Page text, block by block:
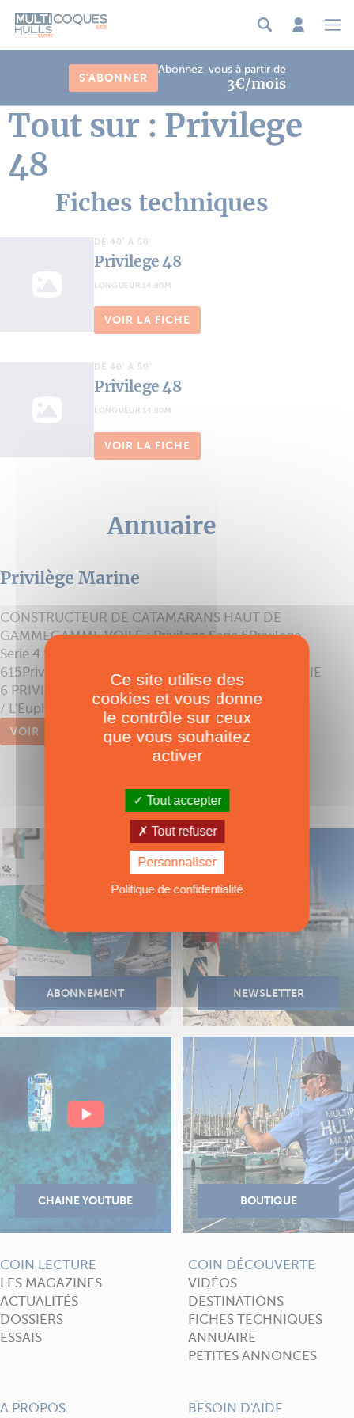
S'ABONNER
Abonnez-vous à partir de
3€/mois
Tout sur : Privilege
48
Fiches techniques
DE 40' À 50'
Privilege 48
LONGUEUR 14.80M
VOIR LA FICHE
DE 40' À 50'
Privilege 48
LONGUEUR 14.80M
VOIR LA FICHE
Annuaire
Privilège Marine
CONSTRUCTEUR DE CATAMARANS HAUT DE
GAMMEGAMME VOILE : Privilege Serie 5Privilege
Serie 4.5Privilege Serie 4.9Privilege 515Privilege
615Privilege 745PRIVILEGE SERIE 5PRIVILEGE SERIE
6 PRIVILEGE SERIE 7GAMME MOTEUR :Furio 6
/ L'Euphorie 5
VOIR
COIN LECTURE
LES MAGAZINES
ACTUALITÉS
DOSSIERS
ESSAIS
COIN DÉCOUVERTE
VIDÉOS
DESTINATIONS
FICHES TECHNIQUES
ANNUAIRE
PETITES ANNONCES
A PROPOS BESOIN D'AIDE
Ce site utilise des
cookies et vous donne
le contrôle sur ceux
que vous souhaitez
activer
Tout accepter
Tout refuser
Personnaliser
Politique de confidentialité